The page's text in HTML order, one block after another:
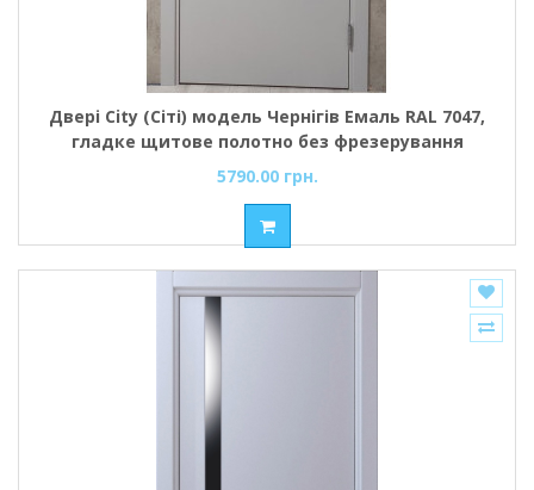
Двері City (Сіті) модель Чернігів Емаль RAL 7047,
гладке щитове полотно без фрезерування
5790.00 грн.